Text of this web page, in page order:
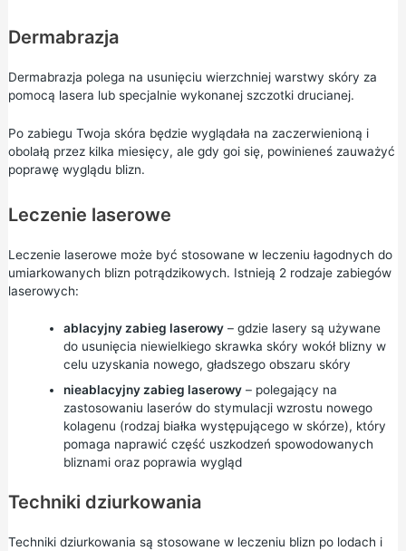
Dermabrazja
Dermabrazja polega na usunięciu wierzchniej warstwy skóry za
pomocą lasera lub specjalnie wykonanej szczotki drucianej.
Po zabiegu Twoja skóra będzie wyglądała na zaczerwienioną i
obolałą przez kilka miesięcy, ale gdy goi się, powinieneś zauważyć
poprawę wyglądu blizn.
Leczenie laserowe
Leczenie laserowe może być stosowane w leczeniu łagodnych do
umiarkowanych blizn potrądzikowych. Istnieją 2 rodzaje zabiegów
laserowych:
ablacyjny zabieg laserowy– gdzie lasery są używane
do usunięcia niewielkiego skrawka skóry wokół blizny w
celu uzyskania nowego, gładszego obszaru skóry
nieablacyjny zabieg laserowy– polegający na
zastosowaniu laserów do stymulacji wzrostu nowego
kolagenu (rodzaj białka występującego w skórze), który
pomaga naprawić część uszkodzeń spowodowanych
bliznami oraz poprawia wygląd
Techniki dziurkowania
Techniki dziurkowania są stosowane w leczeniu blizn po lodach i